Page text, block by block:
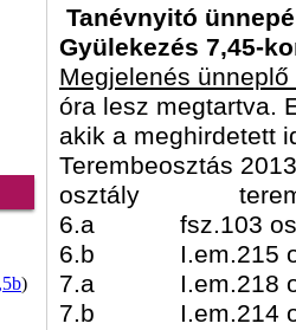
Tanévnyitó
Gyülekezés 7,45-
Megjelenés
óra lesz megtartva.
akik a meghirdetett
Terembeosztás
osztály
6.a fsz.103
6.b I.em.215
7.a I.em.218
7.b I.em.214